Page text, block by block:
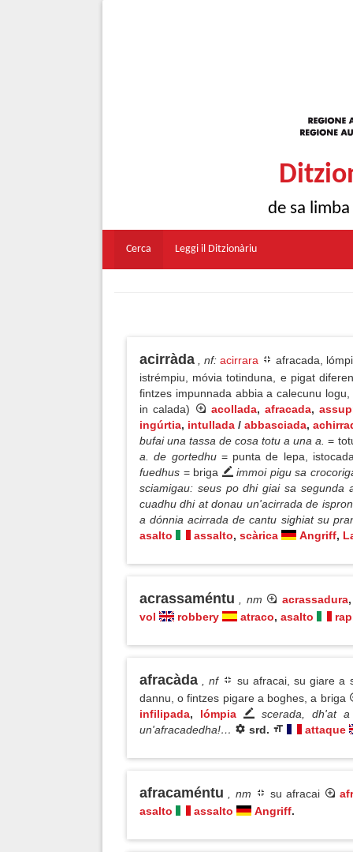
de sa
Cerca Leggi il Ditzionàriu
acirràda , nf: acirrara
afracada,
istrémpiu, móvia totinduna, e pigat
fintzes impunnada abbia a calecunu
in calada)
acollada,afracada,
ingúrtia, intullada / abbasciada,
bufai una tassa de cosa totu a una a.=
a. de gortedhu = punta de lepa,
fuedhus = briga
immoi pigu sa
sciamigau: seus po dhi giai sa segunda
cuadhu dhi at donau un'acirrada de
a dónnia acirrada de cantu sighiat su
asalto
assalto, scàrica Angriff,
acrassaméntu , nm acrassadura
vol
robbery atraco, asalto
afracàda , nf
su afracai, su giare a
dannu, o fintzes pigare a boghes, a briga
infilipada, lómpia
scerada, dh'at
un'afracadedha!…
srd. attaque
afracaméntu , nm su afracai
asalto
assalto Angriff.